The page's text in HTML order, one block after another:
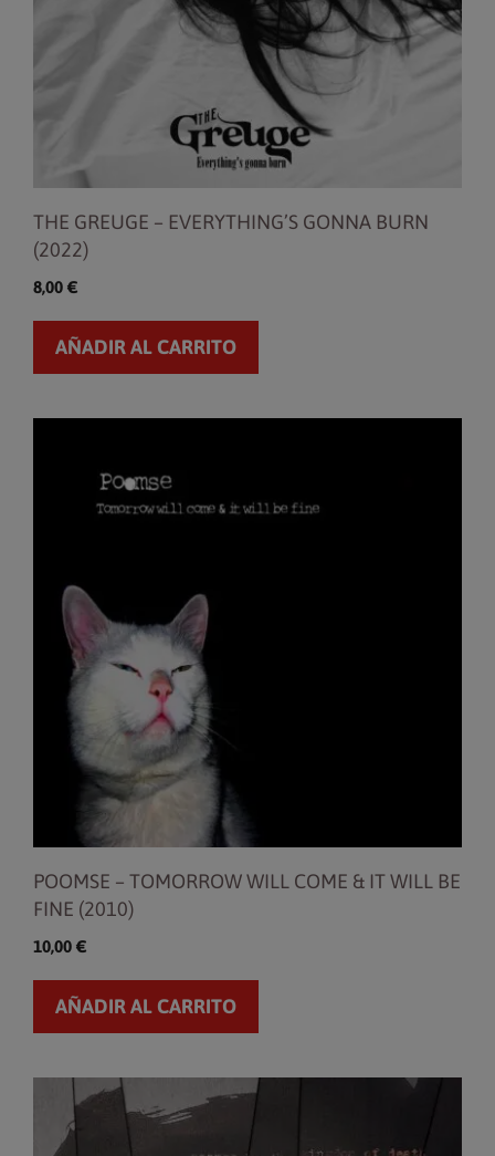
THE GREUGE – EVERYTHING’S GONNA BURN
(2022)
8,00 €
AÑADIR AL CARRITO
POOMSE – TOMORROW WILL COME & IT WILL BE
FINE (2010)
10,00 €
AÑADIR AL CARRITO